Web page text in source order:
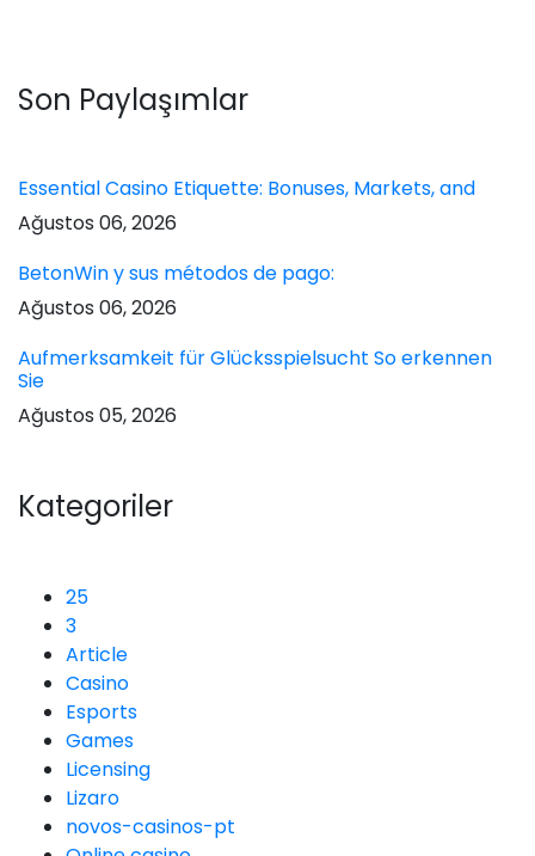
Son Paylaşımlar
Essential Casino Etiquette: Bonuses, Markets, and
Ağustos 06, 2026
BetonWin y sus métodos de pago:
Ağustos 06, 2026
Aufmerksamkeit für Glücksspielsucht So erkennen
Sie
Ağustos 05, 2026
Kategoriler
25
3
Article
Casino
Esports
Games
Licensing
Lizaro
novos-casinos-pt